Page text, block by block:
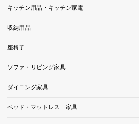
キッチン用品・キッチン家電
収納用品
座椅子
ソファ・リビング家具
ダイニング家具
ベッド・マットレス 家具